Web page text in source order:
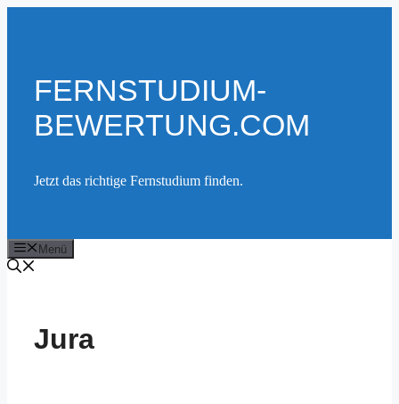
FERNSTUDIUM-
BEWERTUNG.COM
Jetzt das richtige Fernstudium finden.
Menü
Jura